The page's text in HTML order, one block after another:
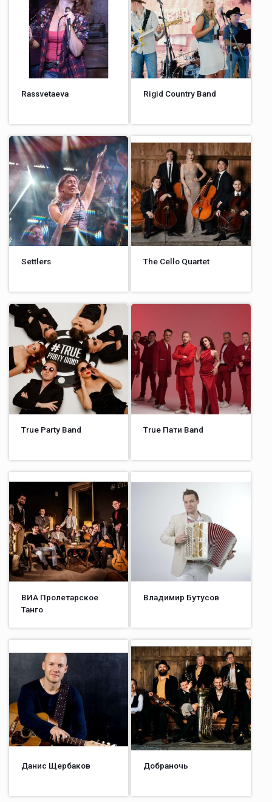
Rassvetaeva Rigid Country Band
Settlers The Cello Quartet
True Party Band True Пати Band
ВИА Пролетарское
Танго
Владимир Бутусов
Данис Щербаков Добраночь